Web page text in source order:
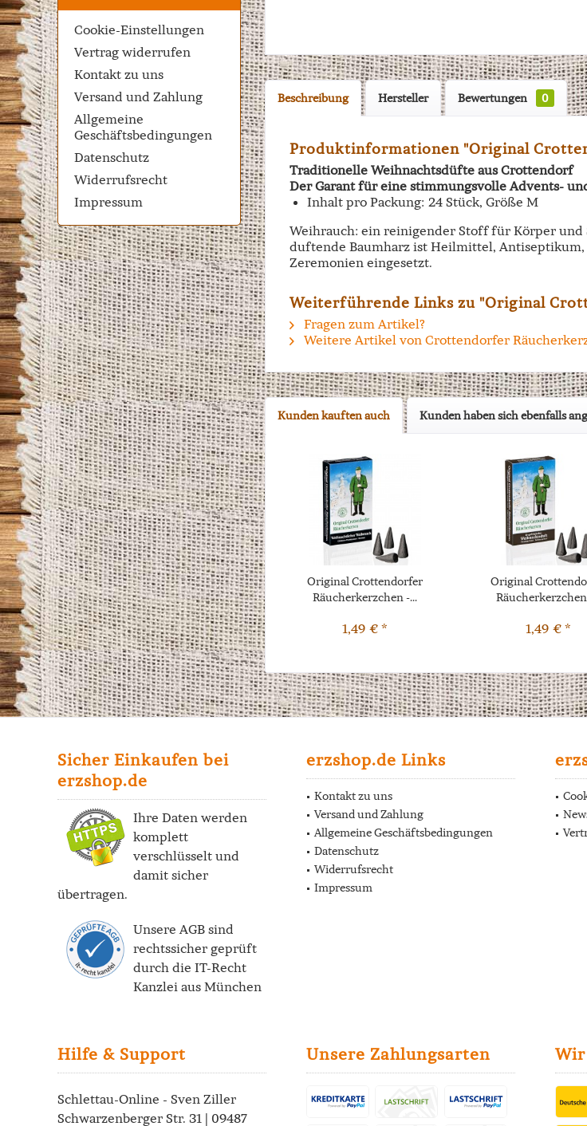
Cookie-Einstellungen
Vertrag widerrufen
Kontakt zu uns
Versand und Zahlung
Allgemeine
Geschäftsbedingungen
Datenschutz
Widerrufsrecht
Impressum
Beschreibung Hersteller Bewertungen 0
Produktinformationen "Original
Traditionelle Weihnachtsdüfte aus Crottendorf
Der Garant für eine stimmungsvolle Advents-
Inhalt pro Packung: 24 Stück, Größe M
Weihrauch: ein reinigender Stoff für Körper und
duftende Baumharz ist Heilmittel,
Zeremonien eingesetzt.
Weiterführende Links zu "Original
Fragen zum Artikel?
Weitere Artikel von Crottendorfer
Kunden kauften auch Kunden haben sich ebenfalls
Original Crottendorfer
Räucherkerzchen -...
1,49 € *
Original
Räucherkerzchen
1,49 € *
Sicher Einkaufen bei
erzshop.de
Ihre Daten werden
komplett
verschlüsselt und
damit sicher
übertragen.
Unsere AGB sind
rechtssicher geprüft
durch die IT-Recht
Kanzlei aus München
erzshop.de Links
Kontakt zu uns
Versand und Zahlung
Allgemeine Geschäftsbedingungen
Datenschutz
Widerrufsrecht
Impressum
Hilfe & Support
Schlettau-Online - Sven Ziller
Schwarzenberger Str. 31 | 09487
Unsere Zahlungsarten